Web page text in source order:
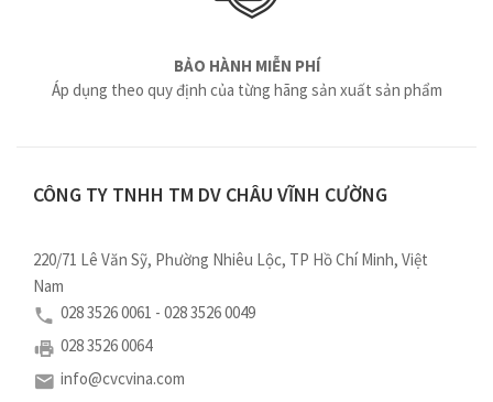
BẢO HÀNH MIỄN PHÍ
Áp dụng theo quy định của từng hãng sản xuất sản phẩm
CÔNG TY TNHH TM DV CHÂU VĨNH CƯỜNG
220/71 Lê Văn Sỹ, Phường Nhiêu Lộc, TP Hồ Chí Minh, Việt
Nam
028 3526 0061 - 028 3526 0049
028 3526 0064
info@cvcvina.com